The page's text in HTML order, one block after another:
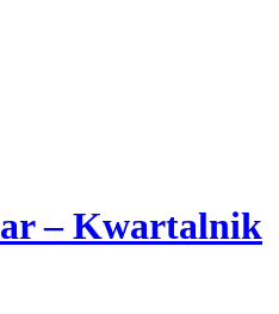
– Kwartalnik